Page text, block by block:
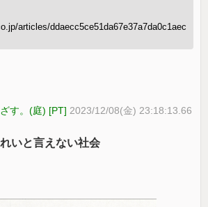
articles/ddaecc5ce51da67e37a7da0c1aec
す。(庭) [PT] 2023/12/08(金) 23:18:13.66
いと言えない社会